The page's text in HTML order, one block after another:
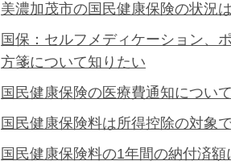
美濃加茂市の国民健康保険の状況
国保：セルフメディケーション、
方箋について知りたい
国民健康保険の医療費通知につい
国民健康保険料は所得控除の対象
国民健康保険料の1年間の納付済